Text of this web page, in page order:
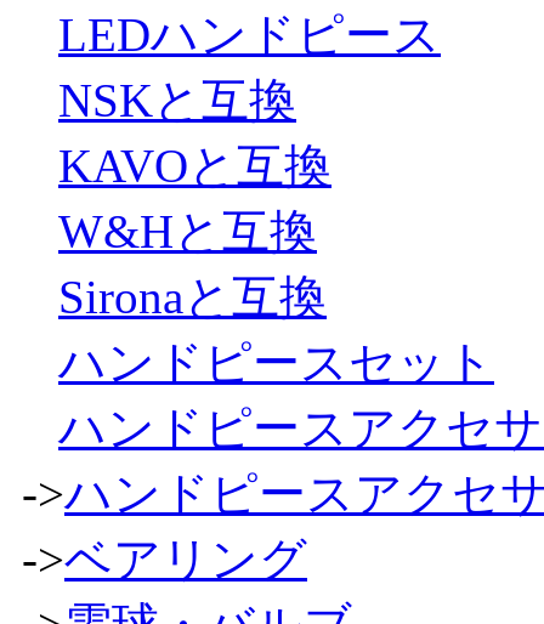
LEDハンドピース
NSKと互換
KAVOと互換
W&Hと互換
Sironaと互換
ハンドピースセット
ハンドピースアクセ
->ハンドピースアクセ
->ベアリング